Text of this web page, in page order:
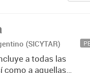
(SICYTAR)
a todas las
como a aquellas